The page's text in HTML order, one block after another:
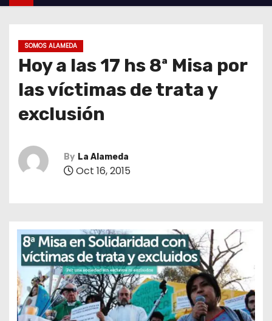
SOMOS ALAMEDA
Hoy a las 17 hs 8ª Misa por
las víctimas de trata y
exclusión
By La Alameda
Oct 16, 2015